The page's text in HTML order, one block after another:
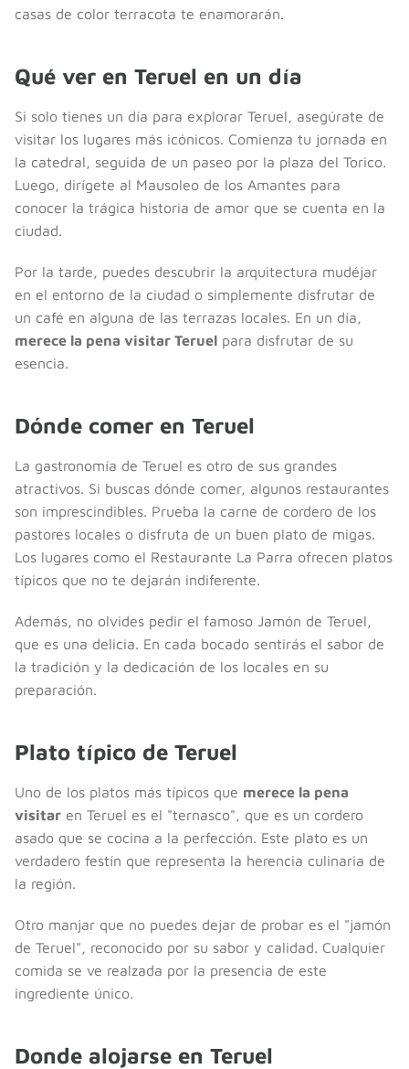
casas de color terracota te enamorarán.
Qué ver en Teruel en un día
Si solo tienes un día para explorar Teruel, asegúrate de
visitar los lugares más icónicos. Comienza tu jornada en
la catedral, seguida de un paseo por la plaza del Torico.
Luego, dirígete al Mausoleo de los Amantes para
conocer la trágica historia de amor que se cuenta en la
ciudad.
Por la tarde, puedes descubrir la arquitectura mudéjar
en el entorno de la ciudad o simplemente disfrutar de
un café en alguna de las terrazas locales. En un día,
merece la pena visitar Teruel para disfrutar de su
esencia.
Dónde comer en Teruel
La gastronomía de Teruel es otro de sus grandes
atractivos. Si buscas dónde comer, algunos restaurantes
son imprescindibles. Prueba la carne de cordero de los
pastores locales o disfruta de un buen plato de migas.
Los lugares como el Restaurante La Parra ofrecen platos
típicos que no te dejarán indiferente.
Además, no olvides pedir el famoso Jamón de Teruel,
que es una delicia. En cada bocado sentirás el sabor de
la tradición y la dedicación de los locales en su
preparación.
Plato típico de Teruel
Uno de los platos más típicos que merece la pena
visitar en Teruel es el "ternasco", que es un cordero
asado que se cocina a la perfección. Este plato es un
verdadero festín que representa la herencia culinaria de
la región.
Otro manjar que no puedes dejar de probar es el "jamón
de Teruel", reconocido por su sabor y calidad. Cualquier
comida se ve realzada por la presencia de este
ingrediente único.
Donde alojarse en Teruel